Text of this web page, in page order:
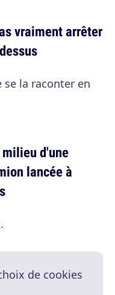
vraiment arrêter
la raconter en
milieu d'une
lancée à
de cookies